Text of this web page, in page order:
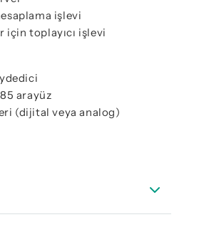
işlevi
için toplayıcı işlevi
arayüz
(dijital veya analog)